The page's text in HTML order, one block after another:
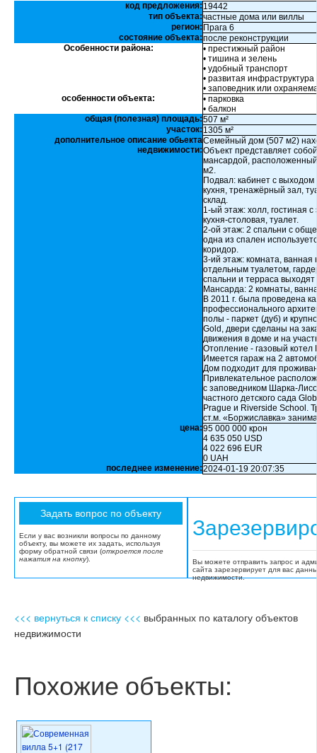
код предложения: 19442
тип объекта:частные дома или виллы
регион: Прага 6
состояние объекта:после реконструкции
Особенности района:
• престижный район
• тишина и зелень
• удобный транспорт
• развитая инфраструктура
• заповедник или
особенности объекта:
• парковка
• балкон
общая (полезная) площадь:507 м²
участок: 1305 м²
дополнительное описание обьекта
недвижимости:
Семейный дом (507 м2)
Объект представляет
мансардой,
м2.
Подвал: кабинет с
кухня, тренажёрный зал,
склад.
1-ый этаж: холл, гостиная
кухня-столовая, туалет.
2-ой этаж: 2 спальни с
одна из спален
коридор.
3-ий этаж: комната, ванная
отдельным туалетом,
спальни и терраса
Мансарда: 2 комнаты,
В 2011 г. была проведена
профессионального
полы - паркет (дуб) и
Gold, двери сделаны на
движения в доме и на
Отопление - газовый котел
Имеется гараж на 2
Дом подходит для
Привлекательное
с заповедником Шарка-
частного детского сада
Prague и Riverside School.
ст.м. «Боржиславка»
цена:95 000 000 крон
4 635 050 USD
4 022 696 EUR
0 UAH
последнее изменение:2024-01-19 20:07:35
Если у вас возникли вопросы по данному
объекту, вы можете их задать, используя
форму обратной связи (откроется после
нажатия на кнопку).
Вы можете отправить запрос и
сайта зарезервирует для вас
недвижимости.
<<< вернуться к списку <<< выбранных по каталогу объектов
недвижимости
Похожие объекты: